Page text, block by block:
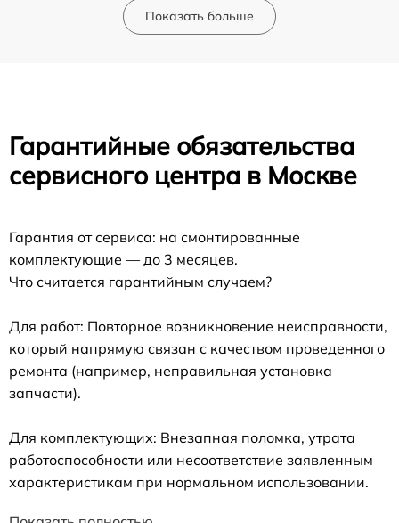
Показать больше
Гарантийные обязательства
сервисного центра в Москве
Гарантия от сервиса: на смонтированные
комплектующие — до 3 месяцев.
Что считается гарантийным случаем?
Для работ: Повторное возникновение неисправности,
который напрямую связан с качеством проведенного
ремонта (например, неправильная установка
запчасти).
Для комплектующих: Внезапная поломка, утрата
работоспособности или несоответствие заявленным
характеристикам при нормальном использовании.